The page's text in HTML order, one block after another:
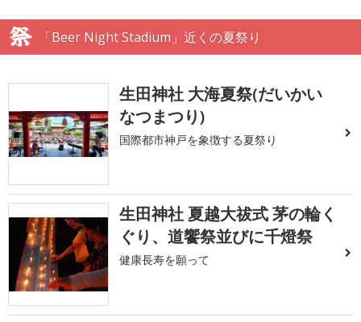
「Beer Night Stadium」近くの夏祭り
生田神社 大海夏祭(だいかい
なつまつり)
国際都市神戸を象徴する夏祭り
生田神社 夏越大祓式 茅の輪く
ぐり、道饗祭並びに千燈祭
健康長寿を願って